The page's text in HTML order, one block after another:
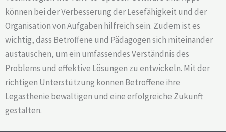
können bei der Verbesserung der Lesefähigkeit und der
Organisation von Aufgaben hilfreich sein. Zudem ist es
wichtig, dass Betroffene und Pädagogen sich miteinander
austauschen, um ein umfassendes Verständnis des
Problems und effektive Lösungen zu entwickeln. Mit der
richtigen Unterstützung können Betroffene ihre
Legasthenie bewältigen und eine erfolgreiche Zukunft
gestalten.